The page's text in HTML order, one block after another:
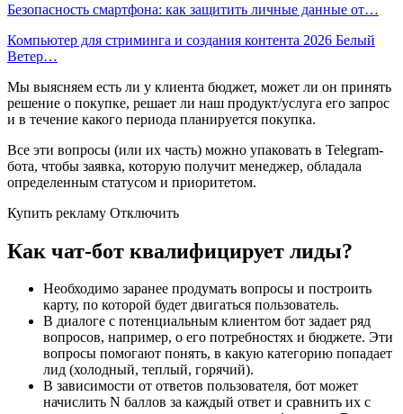
Безопасность смартфона: как защитить личные данные от…
Компьютер для стриминга и создания контента 2026 Белый
Ветер…
Мы выясняем есть ли у клиента бюджет, может ли он принять
решение о покупке, решает ли наш продукт/услуга его запрос
и в течение какого периода планируется покупка.
Все эти вопросы (или их часть) можно упаковать в Telegram-
бота, чтобы заявка, которую получит менеджер, обладала
определенным статусом и приоритетом.
Купить рекламу Отключить
Как чат-бот квалифицирует лиды?
Необходимо заранее продумать вопросы и построить
карту, по которой будет двигаться пользователь.
В диалоге с потенциальным клиентом бот задает ряд
вопросов, например, о его потребностях и бюджете. Эти
вопросы помогают понять, в какую категорию попадает
лид (холодный, теплый, горячий).
В зависимости от ответов пользователя, бот может
начислить N баллов за каждый ответ и сравнить их с